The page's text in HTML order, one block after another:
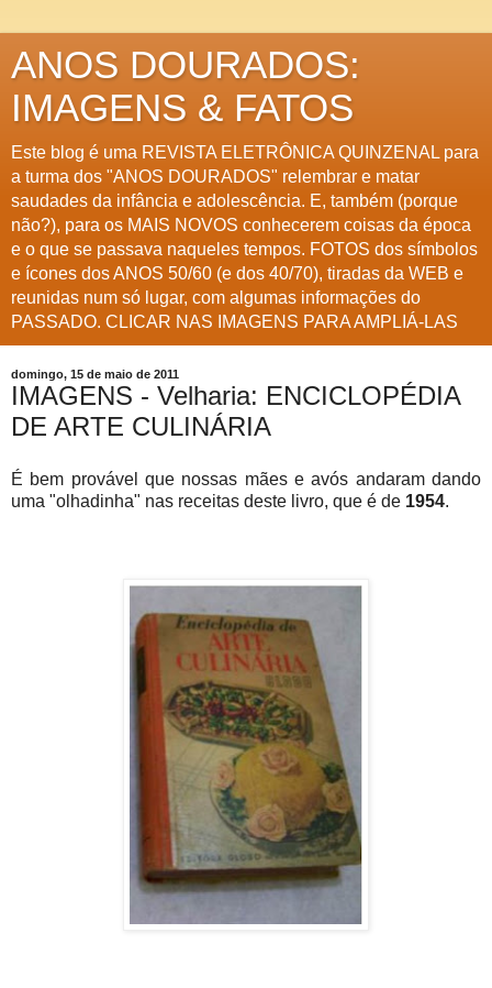
ANOS DOURADOS:
IMAGENS & FATOS
Este blog é uma REVISTA ELETRÔNICA QUINZENAL para
a turma dos "ANOS DOURADOS" relembrar e matar
saudades da infância e adolescência. E, também (porque
não?), para os MAIS NOVOS conhecerem coisas da época
e o que se passava naqueles tempos. FOTOS dos símbolos
e ícones dos ANOS 50/60 (e dos 40/70), tiradas da WEB e
reunidas num só lugar, com algumas informações do
PASSADO. CLICAR NAS IMAGENS PARA AMPLIÁ-LAS
domingo, 15 de maio de 2011
IMAGENS - Velharia: ENCICLOPÉDIA
DE ARTE CULINÁRIA
É bem provável que nossas mães e avós andaram dando
uma "olhadinha" nas receitas deste livro, que é de 1954.